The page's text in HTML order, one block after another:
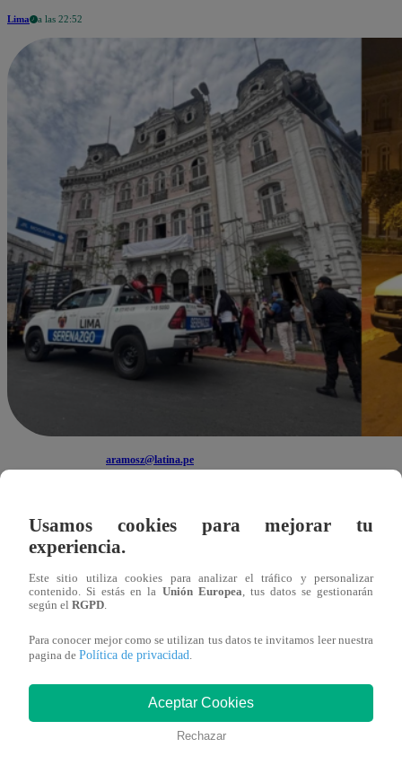
Lima a las 22:52
aramosz@latina.pe
Organizaciones realizaron concentraciones en
La Municipalidad Metropolitana de Lima inició
realizaron actividades de cierre de campaña en el
restricciones para concentraciones públicas.
Una de las sanciones recayó en el partido Cívico Obras,
concentración en la Plaza San Martín, donde —según
Usamos cookies para mejorar tu
experiencia.
Este sitio utiliza cookies para analizar el tráfico y personalizar
contenido. Si estás en la Unión Europea , tus datos se gestionarán
según el RGPD
Para conocer mejor como se utilizan tus datos te invitamos leer nuestra
pagina de Política de privacidad
Aceptar Cookies
Rechazar